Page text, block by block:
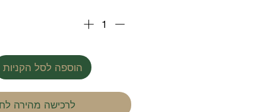
הוספה לסל הקניות
לרכישה מהירה